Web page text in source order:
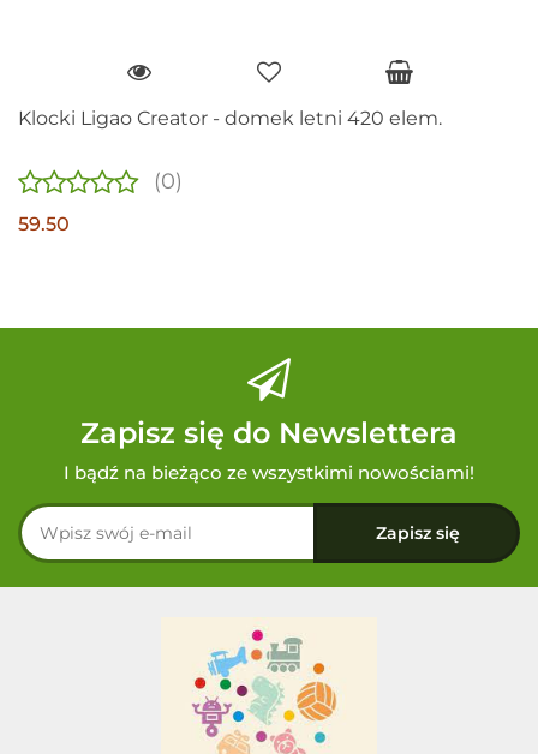
Klocki Ligao Creator - domek letni 420 elem.
(0)
59.50
Zapisz się do Newslettera
I bądź na bieżąco ze wszystkimi nowościami!